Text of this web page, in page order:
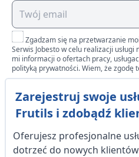
Zgadzam się na przetwarzanie
Serwis Jobesto w celu realizacji usługi
mi informacji o ofertach pracy,
polityką prywatności. Wiem, że zgodę
Zarejestruj swoje
Frutils i zdobądź
Oferujesz profesjonalne
dotrzeć do nowych